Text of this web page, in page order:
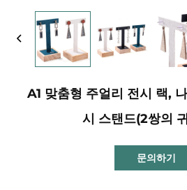
A1 맞춤형 주얼리 전시 랙,
시 스탠드(2쌍의
문의하기